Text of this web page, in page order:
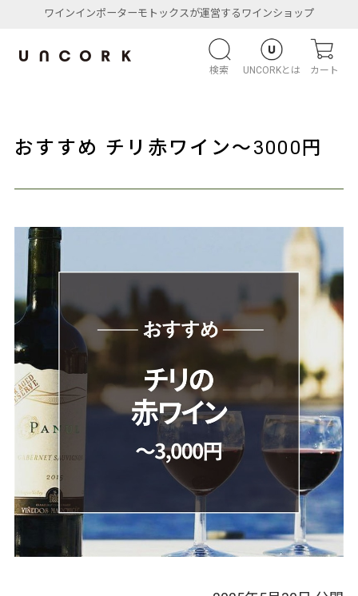
ワインインポーターモトックスが運営するワインショップ
検索 UNCORKとは カート
おすすめ チリ赤ワイン～3000円